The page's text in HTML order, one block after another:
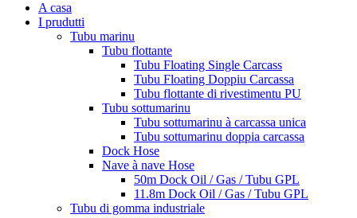
A casa
I prudutti
Tubu marinu
Tubu flottante
Tubu Floating Single Carcass
Tubu Floating Doppiu Carcassa
Tubu flottante di rivestimentu PU
Tubu sottumarinu
Tubu sottumarinu à carcassa unica
Tubu sottumarinu doppia carcassa
Dock Hose
Nave à nave Hose
50m Dock Oil / Gas / Tubu GPL
11.8m Dock Oil / Gas / Tubu GPL
Tubu di gomma industriale